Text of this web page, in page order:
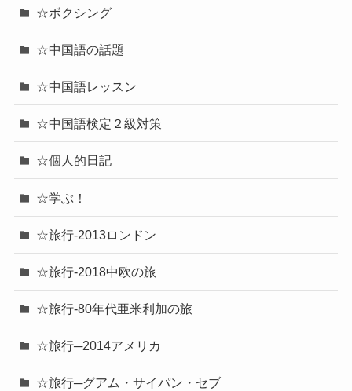
☆ボクシング
☆中国語の話題
☆中国語レッスン
☆中国語検定２級対策
☆個人的日記
☆学ぶ！
☆旅行-2013ロンドン
☆旅行-2018中欧の旅
☆旅行-80年代亜米利加の旅
☆旅行─2014アメリカ
☆旅行─グアム・サイパン・セブ